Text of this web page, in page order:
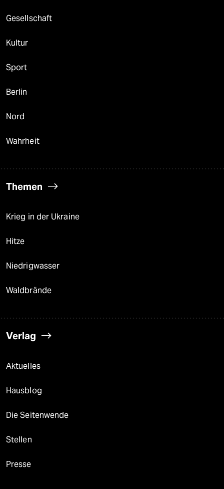
Gesellschaft
Kultur
Sport
Berlin
Nord
Wahrheit
Themen
Krieg in der Ukraine
Hitze
Niedrigwasser
Waldbrände
Verlag
Aktuelles
Hausblog
Die Seitenwende
Stellen
Presse